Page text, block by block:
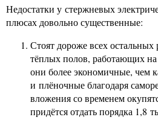
Недостатки у стержневых
плюсах довольно существенные:
Стоят дороже всех остальных
тёплых полов, работающих на
они более экономичные, чем
и плёночные благодаря
вложения со временем
придётся отдать порядка 1,8